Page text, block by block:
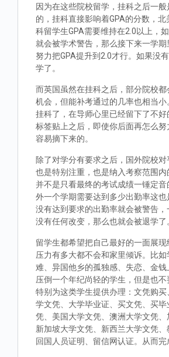
因为在这些院校留学，挂科之后一
的，挂科直接影响着GPA的分数，
科留学生GPA需要维持在2.0以上，如
就会被学术警告，那么接下来一学
努力把GPA提升到2.0才行。如果没
学了。
而英国虽然在挂科之后，部分院校
机会，但能补考通过的几率也相当
挂科了，在导师心里已经留下了不好
标签贴上之后，即使你后面再怎么
容易摘下来的。
除了对学分有要求之后，国外院校
也是特别注重，也是纳入考察范围
并不是只看最终的考试成绩一锤定音
外一个学期需要达到多少出勤率这
没有达到要求的出勤率就会被警告
没有任何改变，那么也就会被退学了
留学生都希望把自己最好的一面展现
压力有多大都不会和家里倾诉。比
难、异国他乡的孤独感、失恋、金
压倒一个年纪尚轻的学生，但是也
特别为这类学生提供办理：文凭购
学文凭、大学毕业证、买文凭、买
凭、美国大学文凭、澳洲大学文凭、
新加坡大学文凭、新西兰大学文凭
回国人员证明、留信网认证。从而完